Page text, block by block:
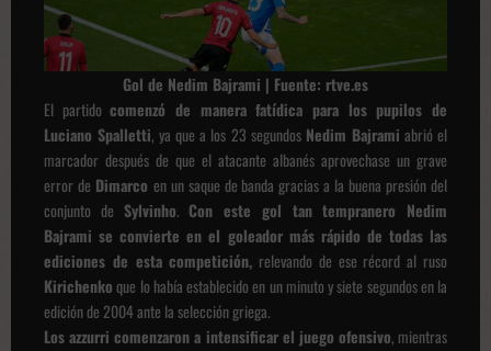
Gol de Nedim Bajrami | Fuente: rtve.es
El partidocomenzó de manera fatídica para los pupilos de
Luciano Spalletti, ya que a los 23 segundos Nedim Bajrami abrió el
marcador después de que el atacante albanés aprovechase un grave
error de Dimarco en un saque de banda gracias a la buena presión del
conjunto de Sylvinho. Con este gol tan tempranero Nedim
Bajrami se convierte en el goleador más rápido de todas las
ediciones de esta competición, relevando de ese récord al ruso
Kirichenkoque lo había establecido en un minuto y siete segundos en la
edición de 2004 ante la selección griega.
Los azzurri comenzaron a intensificar el juego ofensivo, mientras